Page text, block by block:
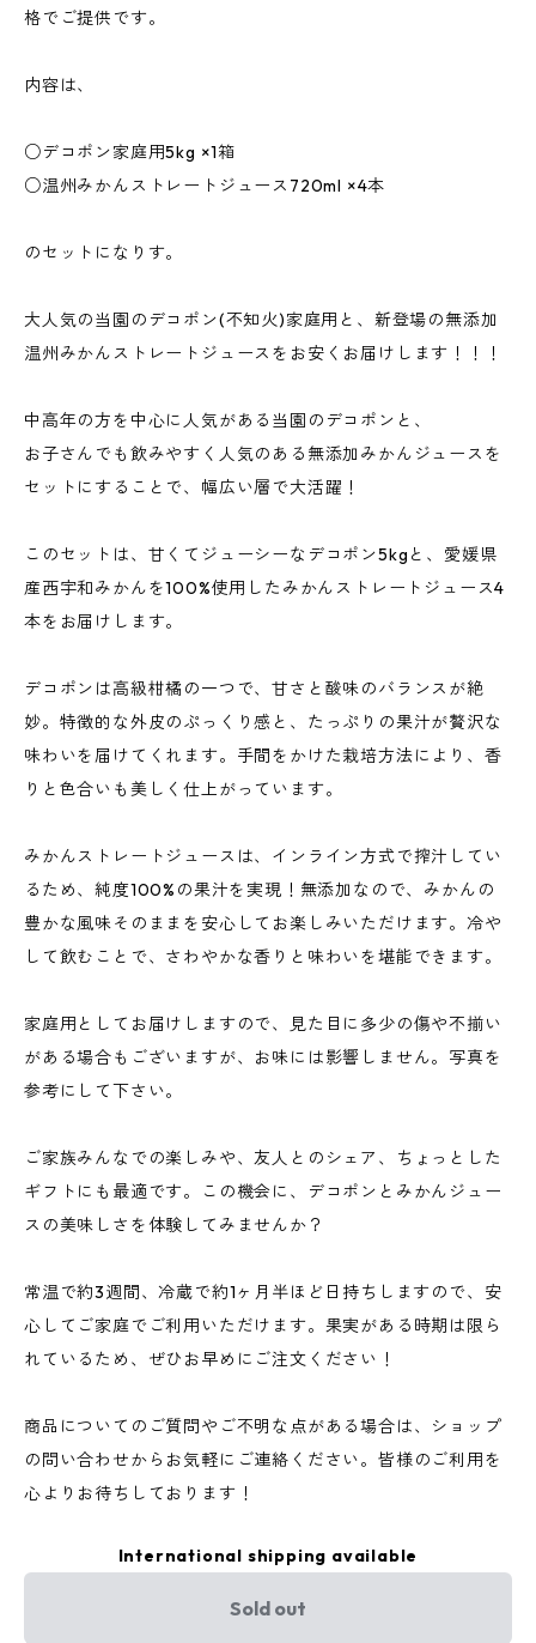
格でご提供です。
内容は、
○デコポン家庭用5kg ×1箱
○温州みかんストレートジュース720ml ×4本
のセットになりす。
大人気の当園のデコポン(不知火)家庭用と、新登場の無添加
温州みかんストレートジュースをお安くお届けします！！！
中高年の方を中心に人気がある当園のデコポンと、
お子さんでも飲みやすく人気のある無添加みかんジュースを
セットにすることで、幅広い層で大活躍！
このセットは、甘くてジューシーなデコポン5kgと、愛媛県
産西宇和みかんを100%使用したみかんストレートジュース4
本をお届けします。
デコポンは高級柑橘の一つで、甘さと酸味のバランスが絶
妙。特徴的な外皮のぷっくり感と、たっぷりの果汁が贅沢な
味わいを届けてくれます。手間をかけた栽培方法により、香
りと色合いも美しく仕上がっています。
みかんストレートジュースは、インライン方式で搾汁してい
るため、純度100%の果汁を実現！無添加なので、みかんの
豊かな風味そのままを安心してお楽しみいただけます。冷や
して飲むことで、さわやかな香りと味わいを堪能できます。
家庭用としてお届けしますので、見た目に多少の傷や不揃い
がある場合もございますが、お味には影響しません。写真を
参考にして下さい。
ご家族みんなでの楽しみや、友人とのシェア、ちょっとした
ギフトにも最適です。この機会に、デコポンとみかんジュー
スの美味しさを体験してみませんか？
常温で約3週間、冷蔵で約1ヶ月半ほど日持ちしますので、安
心してご家庭でご利用いただけます。果実がある時期は限ら
れているため、ぜひお早めにご注文ください！
商品についてのご質問やご不明な点がある場合は、ショップ
の問い合わせからお気軽にご連絡ください。皆様のご利用を
心よりお待ちしております！
International shipping available
Sold out